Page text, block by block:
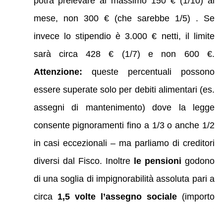
mese, non 300 € (che sarebbe 1/5) . Se
invece lo stipendio è 3.000 € netti, il limite
sarà circa 428 € (1/7) e non 600 €.
Attenzione: queste percentuali possono
essere superate solo per debiti alimentari (es.
assegni di mantenimento) dove la legge
consente pignoramenti fino a 1/3 o anche 1/2
in casi eccezionali – ma parliamo di creditori
diversi dal Fisco. Inoltre le pensioni godono
di una soglia di impignorabilità assoluta pari a
circa 1,5 volte l’assegno sociale(importo